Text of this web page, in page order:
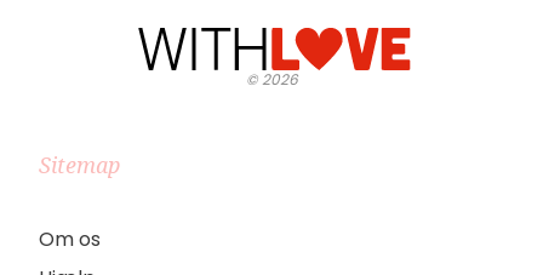
©2026
Sitemap
Om os